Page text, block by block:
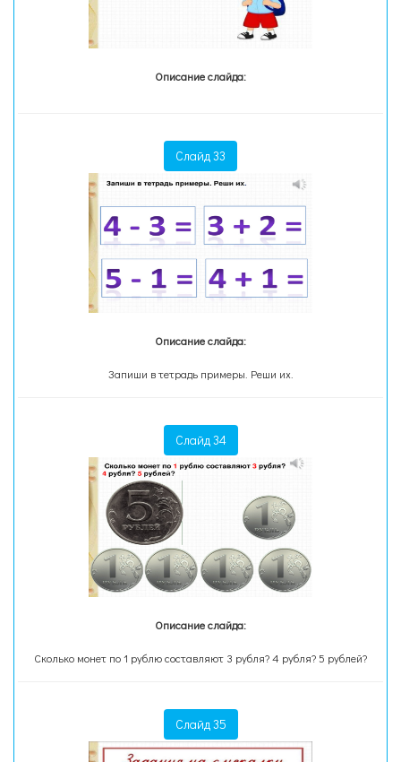
Описание слайда:
Слайд 33
Описание слайда:
Запиши в тетрадь примеры. Реши их.
Слайд 34
Описание слайда:
Сколько монет по 1 рублю составляют 3 рубля? 4 рубля? 5 рублей?
Слайд 35